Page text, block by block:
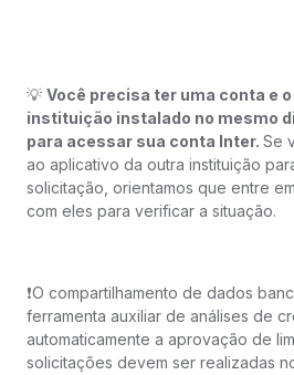
💡 Você precisa ter uma conta e
instituição instalado no mesmo
para acessar sua conta Inter. Se
ao aplicativo da outra instituição
solicitação, orientamos que entre
com eles para verificar a situação.
❗️O compartilhamento de dados
ferramenta auxiliar de análises de
automaticamente a aprovação de
solicitações devem ser realizadas